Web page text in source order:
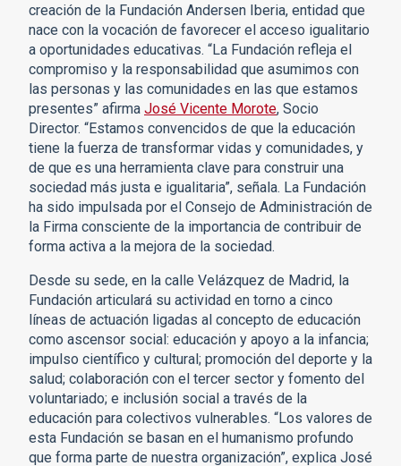
creación de la Fundación Andersen Iberia, entidad que
nace con la vocación de favorecer el acceso igualitario
a oportunidades educativas. “La Fundación refleja el
compromiso y la responsabilidad que asumimos con
las personas y las comunidades en las que estamos
presentes” afirma José Vicente Morote, Socio
Director. “Estamos convencidos de que la educación
tiene la fuerza de transformar vidas y comunidades, y
de que es una herramienta clave para construir una
sociedad más justa e igualitaria”, señala. La Fundación
ha sido impulsada por el Consejo de Administración de
la Firma consciente de la importancia de contribuir de
forma activa a la mejora de la sociedad.
Desde su sede, en la calle Velázquez de Madrid, la
Fundación articulará su actividad en torno a cinco
líneas de actuación ligadas al concepto de educación
como ascensor social: educación y apoyo a la infancia;
impulso científico y cultural; promoción del deporte y la
salud; colaboración con el tercer sector y fomento del
voluntariado; e inclusión social a través de la
educación para colectivos vulnerables. “Los valores de
esta Fundación se basan en el humanismo profundo
que forma parte de nuestra organización”, explica José